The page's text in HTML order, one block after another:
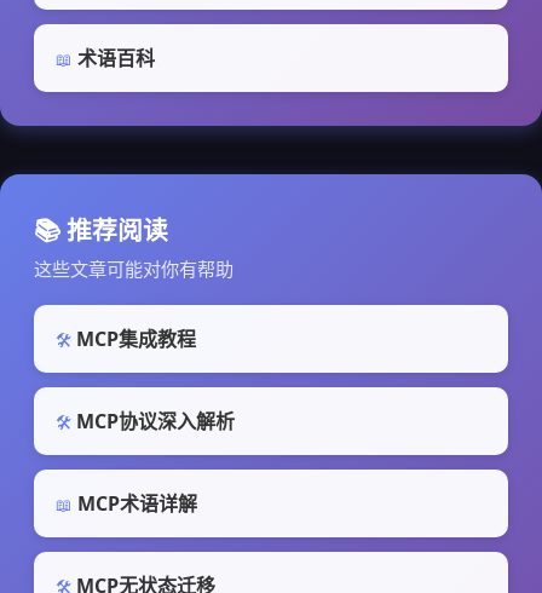
📖 术语百科
📚 推荐阅读
这些文章可能对你有帮助
🛠️ MCP集成教程
🛠️ MCP协议深入解析
📖 MCP术语详解
🛠️ MCP无状态迁移